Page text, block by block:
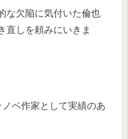
な欠陥に気付いた倫也
直しを頼みにいきま
ベ作家として実績のあ